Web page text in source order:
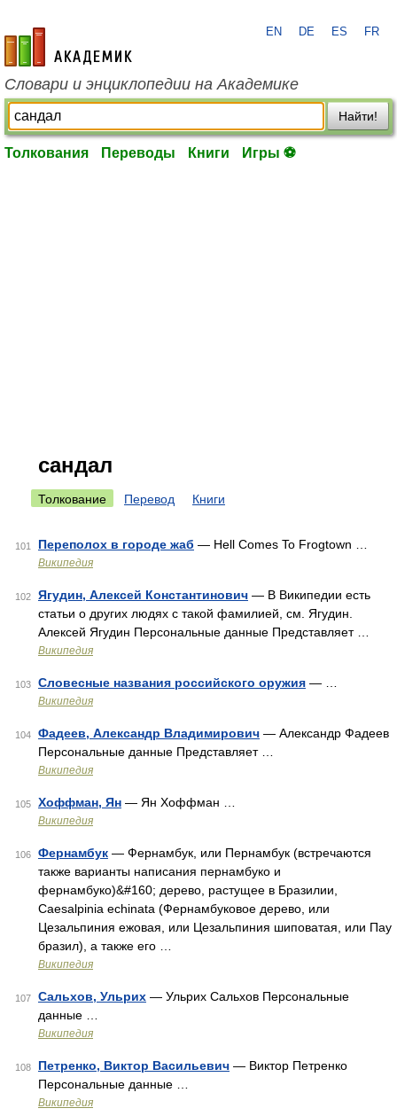
academic.ru
EN DE ES FR
Словари и энциклопедии на Академике
Найти!
Толкования Переводы Книги Игры ⚽
сандал
Толкование Перевод Книги
101 Переполох в городе жаб — Hell Comes To Frogtown …
Википедия
102 Ягудин, Алексей Константинович — В Википедии есть
статьи о других людях с такой фамилией, см. Ягудин.
Алексей Ягудин Персональные данные Представляет …
Википедия
103 Словесные названия российского оружия — …
Википедия
104 Фадеев, Александр Владимирович — Александр Фадеев
Персональные данные Представляет …
Википедия
105 Хоффман, Ян — Ян Хоффман …
Википедия
106 Фернамбук — Фернамбук, или Пернамбук (встречаются
также варианты написания пернамбуко и
фернамбуко)&#160; дерево, растущее в Бразилии,
Caesalpinia echinata (Фернамбуковое дерево, или
Цезальпиния ежовая, или Цезальпиния шиповатая, или Пау
бразил), а также его …
Википедия
107 Сальхов, Ульрих — Ульрих Сальхов Персональные
данные …
Википедия
108 Петренко, Виктор Васильевич — Виктор Петренко
Персональные данные …
Википедия